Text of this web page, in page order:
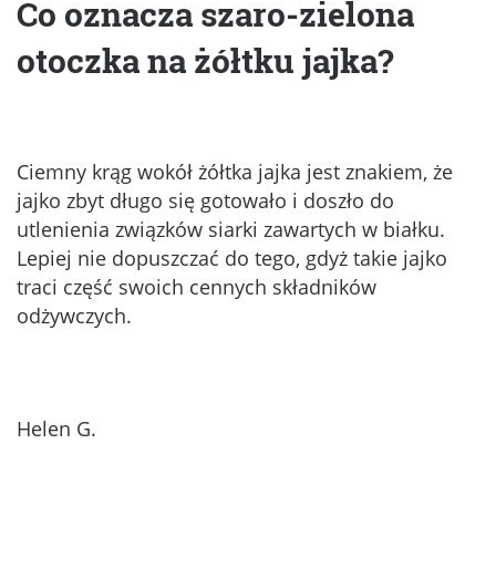
Co oznacza szaro-zielona
otoczka na żółtku jajka?
Ciemny krąg wokół żółtka jajka jest znakiem, że
jajko zbyt długo się gotowało i doszło do
utlenienia związków siarki zawartych w białku.
Lepiej nie dopuszczać do tego, gdyż takie jajko
traci część swoich cennych składników
odżywczych.
Helen G.